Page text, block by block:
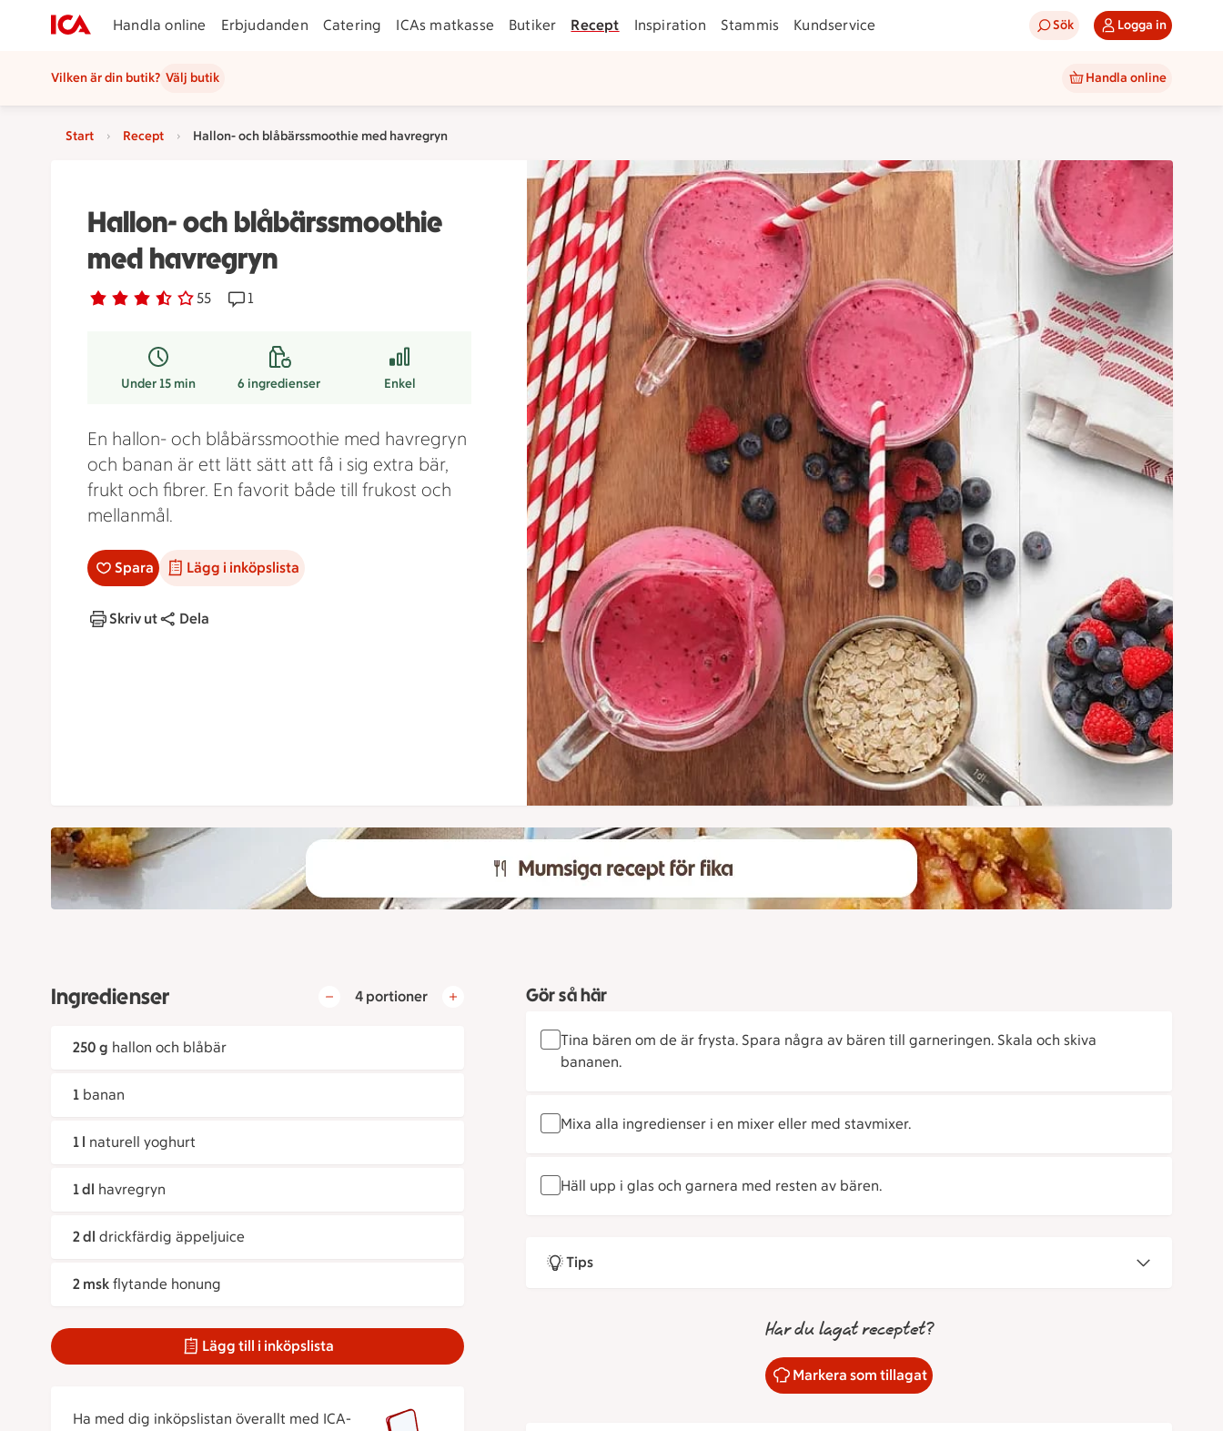
Handla online Erbjudanden Catering ICAs matkasse Butiker Recept Inspiration Stammis Kundservice Sök Logga in
Vilken är din butik? Välj butik Handla online
Start Recept Hallon- och blåbärssmoothie med havregryn
Hallon- och blåbärssmoothie
med havregryn
Betyg 3.4 av 5. 55
55 personer har röstatReceptet har 1 kommentarer
1
Under 15 min 6ingredienser Enkel
En hallon- och blåbärssmoothie med havregryn
och banan är ett lätt sätt att få i sig extra bär,
frukt och fibrer. En favorit både till frukost och
mellanmål.
Spara Lägg i inköpslista
Skriv ut Dela
Ingredienser 4 portioner
250 g hallon och blåbär
1 banan
1 l naturell yoghurt
1 dl havregryn
2 dl drickfärdig äppeljuice
2 msk flytande honung
Lägg till i inköpslista
Ha med dig inköpslistan överallt med ICA-
Gör så här
Tina bären om de är frysta. Spara några av bären till garneringen. Skala och skiva
bananen.
Mixa alla ingredienser i en mixer eller med stavmixer.
Häll upp i glas och garnera med resten av bären.
Tips
Har du lagat receptet?
Markera som tillagat